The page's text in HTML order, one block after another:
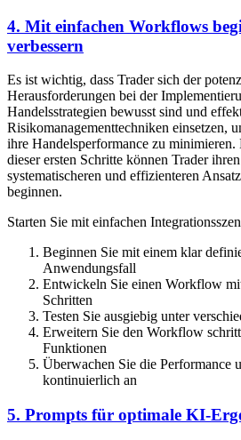
4. Mit einfachen Workflows
verbessern
Es ist wichtig, dass Trader sich der
Herausforderungen bei der
Handelsstrategien bewusst sind und
Risikomanagementtechniken einsetzen,
ihre Handelsperformance zu
dieser ersten Schritte können Trader
systematischeren und effizienteren
beginnen.
Starten Sie mit einfachen
Beginnen Sie mit einem klar
Anwendungsfall
Entwickeln Sie einen Workflow
Schritten
Testen Sie ausgiebig unter
Erweitern Sie den Workflow
Funktionen
Überwachen Sie die Performance
kontinuierlich an
5. Prompts für optimale KI-